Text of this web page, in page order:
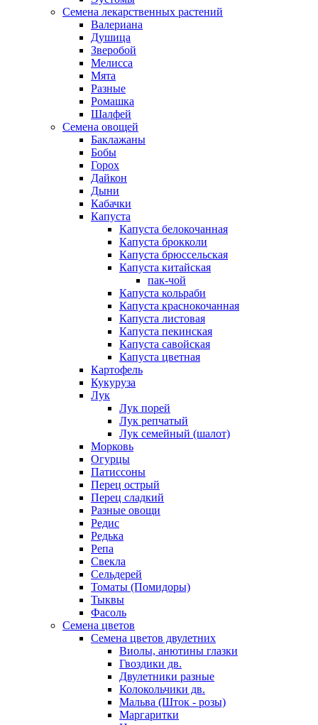
Семена лекарственных растений
Валериана
Душица
Зверобой
Мелисса
Мята
Разные
Ромашка
Шалфей
Семена овощей
Баклажаны
Бобы
Горох
Дайкон
Дыни
Кабачки
Капуста
Капуста белокочанная
Капуста брокколи
Капуста брюссельская
Капуста китайская
пак-чой
Капуста кольраби
Капуста краснокочанная
Капуста листовая
Капуста пекинская
Капуста савойская
Капуста цветная
Картофель
Кукуруза
Лук
Лук порей
Лук репчатый
Лук семейный (шалот)
Морковь
Огурцы
Патиссоны
Перец острый
Перец сладкий
Разные овощи
Редис
Редька
Репа
Свекла
Сельдерей
Томаты (Помидоры)
Тыквы
Фасоль
Семена цветов
Семена цветов двулетних
Виолы, анютины глазки
Гвоздики дв.
Двулетники разные
Колокольчики дв.
Мальва (Шток - розы)
Маргаритки